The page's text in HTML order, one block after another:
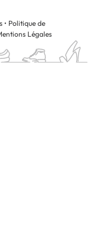
• Politique de
Légales